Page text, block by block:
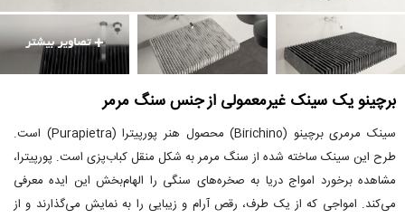
برچینو یک سینک غیرمعمولی از جنس سنگ مرمر
سینک مرمری برچینو (Birichino) محصول هنر پورپیترا (Purapietra) است.
طرح این سینک ساخته شده از سنگ مرمر به شکل منقل کباب‌پزی است. پورپیترا،
مشاهده برخورد امواج دریا به صخره‌های سنگی را الهام‌بخش این ایده معرفی
می‌کند. امواجی که از یک طرف، رقص آرام و زیبایی را به نمایش می‌گذارند و از